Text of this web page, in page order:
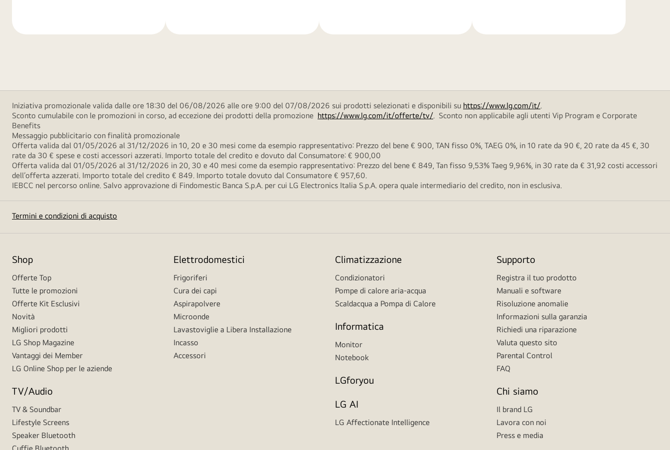
Iniziativa promozionale valida dalle ore 18:30 del 06/08/2026 alle ore 9:00 del 07/08/2026 sui prodotti selezionati e disponibili su https://www.lg.com/it/.
Sconto cumulabile con le promozioni in corso, ad eccezione dei prodotti della promozione https://www.lg.com/it/offerte/tv/. Sconto non applicabile agli utenti Vip Program e Corporate
Benefits
Messaggio pubblicitario con finalità promozionale
Offerta valida dal 01/05/2026 al 31/12/2026 in 10, 20 e 30 mesi come da esempio rappresentativo: Prezzo del bene € 900, TAN fisso 0%, TAEG 0%, in 10 rate da 90 €, 20 rate da 45 €, 30
rate da 30 € spese e costi accessori azzerati. Importo totale del credito e dovuto dal Consumatore: € 900,00
Offerta valida dal 01/05/2026 al 31/12/2026 in 20, 30 e 40 mesi come da esempio rappresentativo: Prezzo del bene € 849, Tan fisso 9,53% Taeg 9,96%, in 30 rate da € 31,92 costi accessori
dell’offerta azzerati. Importo totale del credito € 849. Importo totale dovuto dal Consumatore € 957,60.
IEBCC nel percorso online. Salvo approvazione di Findomestic Banca S.p.A. per cui LG Electronics Italia S.p.A. opera quale intermediario del credito, non in esclusiva.
Termini e condizioni di acquisto
Shop
Offerte Top
Tutte le promozioni
Offerte Kit Esclusivi
Novità
Migliori prodotti
LG Shop Magazine
Vantaggi dei Member
LG Online Shop per le aziende
TV/Audio
TV & Soundbar
Lifestyle Screens
Speaker Bluetooth
Elettrodomestici
Frigoriferi
Cura dei capi
Aspirapolvere
Microonde
Lavastoviglie a Libera Installazione
Incasso
Accessori
Climatizzazione
Condizionatori
Pompe di calore aria-acqua
Scaldacqua a Pompa di Calore
Informatica
Monitor
Notebook
LGforyou
LG AI
LG Affectionate Intelligence
Supporto
Registra il tuo prodotto
Manuali e software
Risoluzione anomalie
Informazioni sulla garanzia
Richiedi una riparazione
Valuta questo sito
Parental Control
FAQ
Chi siamo
Il brand LG
Lavora con noi
Press e media